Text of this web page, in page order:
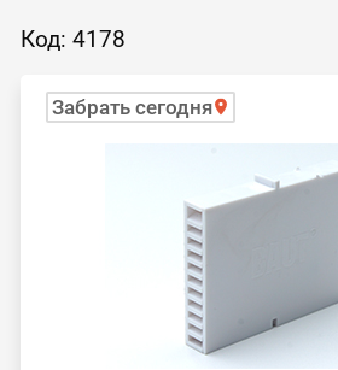
Код: 4178
Забрать сегодня